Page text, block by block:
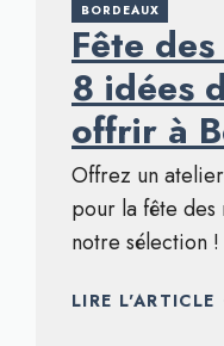
BORDEAUX
Fête
8 idées
offrir à
Offrez un
pour la fête des
notre sélection !
LIRE L'ARTICLE